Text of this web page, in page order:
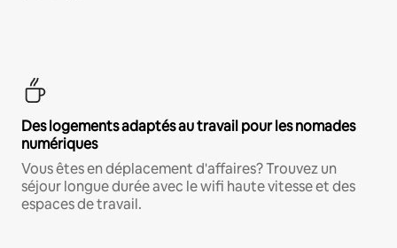
Des logements adaptés au travail pour les nomades
numériques
Vous êtes en déplacement d'affaires? Trouvez un
séjour longue durée avec le wifi haute vitesse et des
espaces de travail.